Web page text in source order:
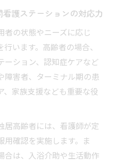
護ステーションの対応力
者の状態やニーズに応じ
います。高齢者の場合、
ーション、認知症ケアなど
障害者、ターミナル期の患
、家族支援なども重要な役
居高齢者には、看護師が定
確認を実施します。ま
合は、入浴介助や生活動作